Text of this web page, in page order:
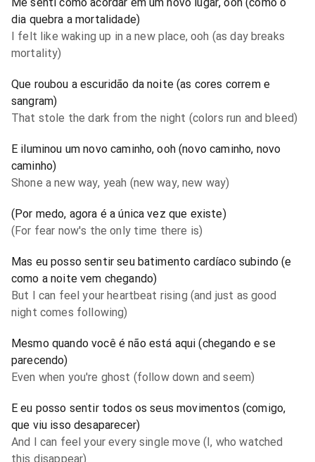
dia quebra a mortalidade)
I felt like waking up in a new place, ooh (as day breaks
mortality)
Que roubou a escuridão da noite (as cores correm e
sangram)
That stole the dark from the night (colors run and bleed)
E iluminou um novo caminho, ooh (novo caminho, novo
caminho)
Shone a new way, yeah (new way, new way)
(Por medo, agora é a única vez que existe)
(For fear now's the only time there is)
Mas eu posso sentir seu batimento cardíaco subindo (e
como a noite vem chegando)
But I can feel your heartbeat rising (and just as good
night comes following)
Mesmo quando você é não está aqui (chegando e se
parecendo)
Even when you're ghost (follow down and seem)
E eu posso sentir todos os seus movimentos (comigo,
que viu isso desaparecer)
And I can feel your every single move (I, who watched
this disappear)